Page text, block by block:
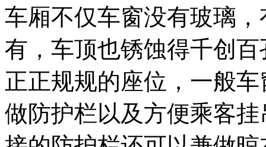
里
有
一
条
独
特
的
风
景
线，
一
车厢不仅车窗没有玻璃
有，车顶也锈蚀得千创百
正正规规的座位，一般
做防护栏以及方便乘客